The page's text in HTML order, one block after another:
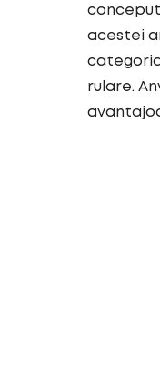
acestei
rulare.